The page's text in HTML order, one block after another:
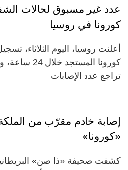
عدد غير مسبوق لحالات
كورونا في روسيا
كورونا
تراجع عدد الإصابات
إصابة خادم مقرّب من
«كورونا»
كشفت صحيفة «ذا صن»